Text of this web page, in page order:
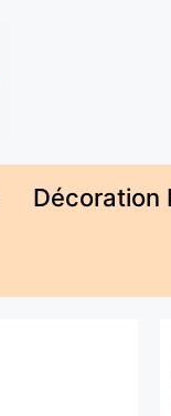
Décoration